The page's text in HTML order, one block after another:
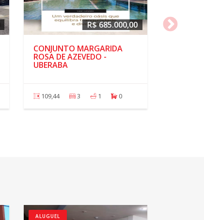
R$ 685.000,00
CONJUNTO MARGARIDA
ROSA DE AZEVEDO -
UBERABA
109,44 3 1 0
ALUGUEL